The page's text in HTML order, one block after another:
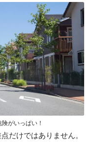
がいっぱい！
だけではありません。